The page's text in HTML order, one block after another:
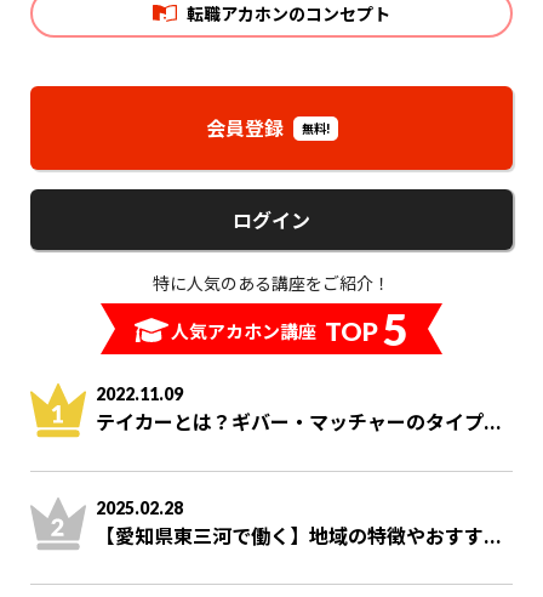
転職アカホンのコンセプト
会員登録 無料!
ログイン
特に人気のある講座をご紹介！
人気アカホン講座 TOP5
2022.11.09
テイカーとは？ギバー・マッチャーのタイプ...
2025.02.28
【愛知県東三河で働く】地域の特徴やおすす...